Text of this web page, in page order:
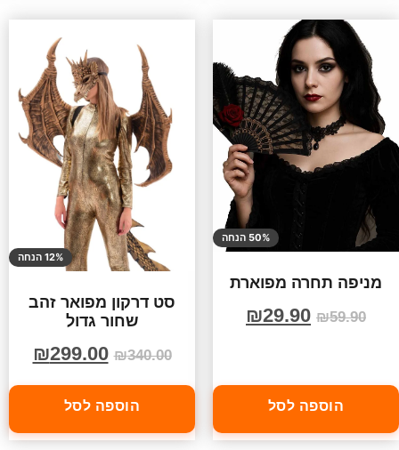
50% הנחה
מניפה תחרה מפוארת
₪59.90
₪29.90
הוספה לסל
12% הנחה
סט דרקון מפואר זהב
שחור גדול
₪340.00
₪299.00
הוספה לסל